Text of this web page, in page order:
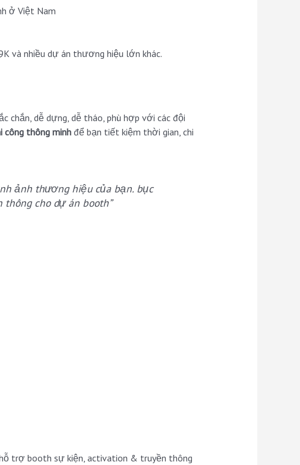
ở Việt Nam
và nhiều dự án thương hiệu lớn khác.
chắn, dễ dựng, dễ tháo, phù hợp với các đội
công thông minhđể bạn tiết kiệm thời gian, chi
ảnh thương hiệu của bạn. bục
cho dự án booth”
trợ booth sự kiện, activation & truyền thông